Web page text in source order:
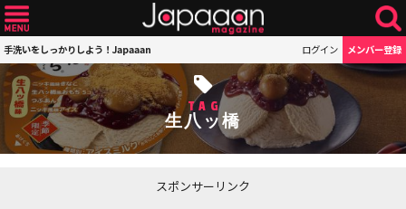
手洗いをしっかりしよう！Japaaan ログイン メンバー登録
TAG
生八ッ橋
スポンサーリンク